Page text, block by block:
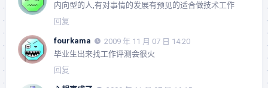
内向型的人,有对事情的发展有预见的适合做技术工作
回复
fourkama
2009 年 11 月 07 日 14:20
毕业生出来找工作评测会很火
回复